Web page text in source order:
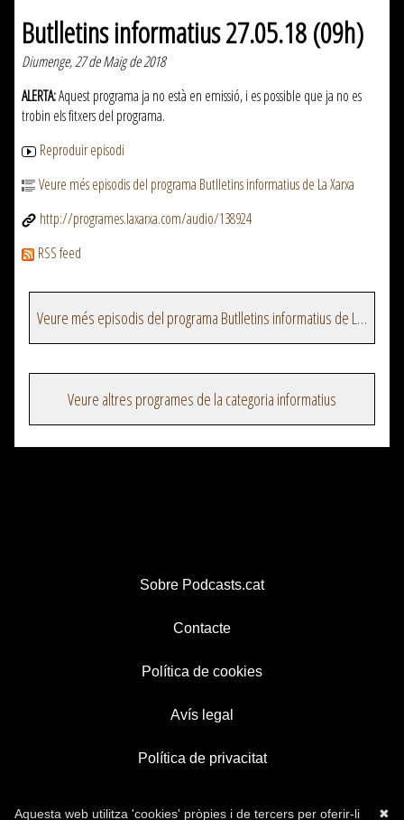
Butlletins informatius 27.05.18 (09h)
Diumenge, 27 de Maig de 2018
ALERTA:Aquest programa ja no està en emissió, i es possible que ja no es
trobin els fitxers del programa.
Reproduir episodi
Veure més episodis del programa Butlletins informatius de La Xarxa
http://programes.laxarxa.com/audio/138924
RSS feed
Veure més episodis del programa Butlletins informatius de La Xarxa
Veure altres programes de la categoria informatius
Sobre Podcasts.cat
Contacte
Política de cookies
Avís legal
Política de privacitat
✖
Aquesta web utilitza 'cookies' pròpies i de tercers per oferir-li